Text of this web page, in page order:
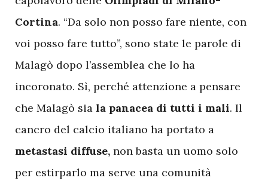
Cortina. “Da solo non posso fare niente, con
voi posso fare tutto”, sono state le parole di
Malagò dopo l’assemblea che lo ha
incoronato. Sì, perché attenzione a pensare
che Malagò sia la panacea di tutti i mali. Il
cancro del calcio italiano ha portato a
metastasi diffuse, non basta un uomo solo
per estirparlo ma serve una comunità